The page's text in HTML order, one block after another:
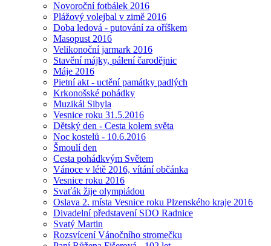
Novoroční fotbálek 2016
Plážový volejbal v zimě 2016
Doba ledová - putování za oříškem
Masopust 2016
Velikonoční jarmark 2016
Stavění májky, pálení čarodějnic
Máje 2016
Pietní akt - uctění památky padlých
Krkonošské pohádky
Muzikál Sibyla
Vesnice roku 31.5.2016
Dětský den - Cesta kolem světa
Noc kostelů - 10.6.2016
Šmoulí den
Cesta pohádkvým Světem
Vánoce v létě 2016, vítání občánka
Vesnice roku 2016
Svaťák žije olympiádou
Oslava 2. místa Vesnice roku Plzenského kraje 2016
Divadelní představení SDO Radnice
Svatý Martin
Rozsvícení Vánočního stromečku